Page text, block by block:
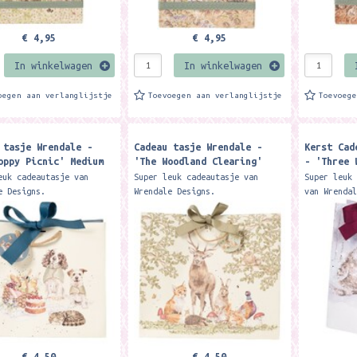
€ 4,95
In winkelwagen
aan verlanglijstje
€ 4,95
In winkelwagen
Toevoegen aan verlanglijstje
tasje Wrendale -
Picnic' Medium
cadeautasje van
Designs.
210mm x 250mm x 120mm
in three gorgeous
designs, this new
Cadeau tasje Wrendale -
'The Woodland Clearing'
Large Gift Bag
Super leuk cadeautasje van
Wrendale Designs.
Formaat: 300mm x 250mm x
110mm. Package a gift perfectly
with this beautiful ribbon
tied...
Kerst
- 'Three
medium
Super
van
Formaat:
Our
tied